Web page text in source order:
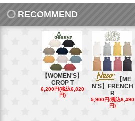
RECOMMEND
【WOMEN'S】
CROP T
6,200円(税込6,820
円)
【ME
N'S】FRENCH
R
5,900円(税込6,490
円)